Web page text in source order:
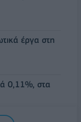
έργα στη
0,11%, στα